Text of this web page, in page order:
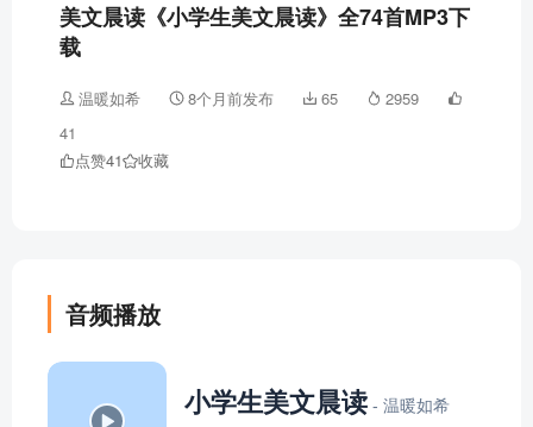
美文晨读《小学生美文晨读》全74首MP3下
载
温暖如希 8个月前发布 65
2959
41
点赞41 收藏
音频播放
小学生美文晨读 - 温暖如希